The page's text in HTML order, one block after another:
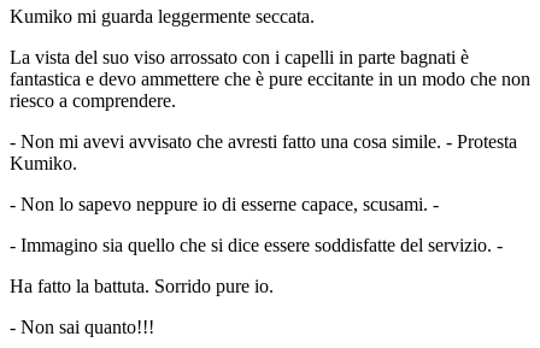
Kumiko mi guarda leggermente seccata.
La vista del suo viso arrossato con i capelli in parte bagnati è
fantastica e devo ammettere che è pure eccitante in un modo che non
riesco a comprendere.
- Non mi avevi avvisato che avresti fatto una cosa simile. - Protesta
Kumiko.
- Non lo sapevo neppure io di esserne capace, scusami. -
- Immagino sia quello che si dice essere soddisfatte del servizio. -
Ha fatto la battuta. Sorrido pure io.
- Non sai quanto!!!